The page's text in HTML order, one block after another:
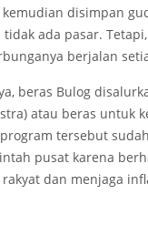
disimpan
ada pasar.
berjalan
beras Bulog
atau beras untuk
tersebut
pusat karena
dan menjaga